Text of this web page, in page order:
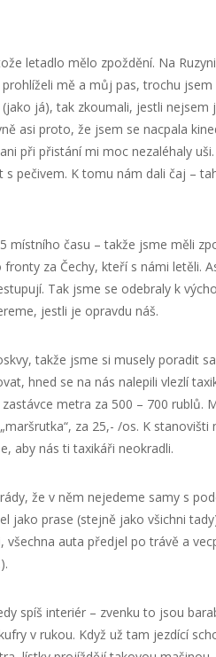
letadlo mělo zpoždění. Na
mě a můj pas, trochu
já), tak zkoumali, jestli nejsem
asi proto, že jsem se nacpala
při přistání mi moc nezaléhaly
pečivem. K tomu nám dali čaj –
místního času – takže jsme měli
za Čechy, kteří s námi letěli.
Tak jsme se odebraly k
jestli je opravdu náš.
takže jsme si musely poradit
hned se na nás nalepili vlezlí
metra za 500 – 700 rublů.
za 25,- /os. K stanovišti
aby nás ti taxikáři neokradli.
že v něm nejedeme samy s
jako prase (stejně jako všichni
auta předjel po trávě a
spíš interiér – zvenku to jsou
v rukou. Když už tam jezdící